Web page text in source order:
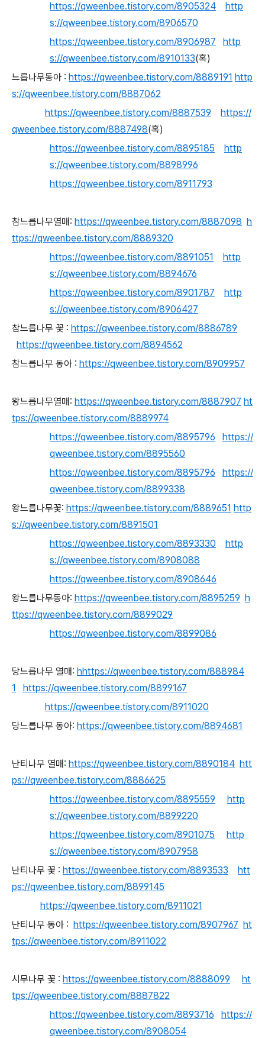
https://qweenbee.tistory.com/8905324
http
s://qweenbee.tistory.com/8906570
https://qweenbee.tistory.com/8906987
http
s://qweenbee.tistory.com/8910133(혹)
느릅나무동아 : https://qweenbee.tistory.com/8889191 http
s://qweenbee.tistory.com/8887062
https://qweenbee.tistory.com/8887539
https://
qweenbee.tistory.com/8887498(혹)
https://qweenbee.tistory.com/8895185
http
s://qweenbee.tistory.com/8898996
https://qweenbee.tistory.com/8911793
참느릅나무열매: https://qweenbee.tistory.com/8887098 h
ttps://qweenbee.tistory.com/8889320
https://qweenbee.tistory.com/8891051
http
s://qweenbee.tistory.com/8894676
https://qweenbee.tistory.com/8901787
http
s://qweenbee.tistory.com/8906427
참느릅나무 꽃 : https://qweenbee.tistory.com/8886789
https://qweenbee.tistory.com/8894562
참느릅나무 동아 : https://qweenbee.tistory.com/8909957
왕느릅나무열매: https://qweenbee.tistory.com/8887907 ht
tps://qweenbee.tistory.com/8889974
https://qweenbee.tistory.com/8895796
https://
qweenbee.tistory.com/8895560
https://qweenbee.tistory.com/8895796
https://
qweenbee.tistory.com/8899338
왕느릅나무꽃: https://qweenbee.tistory.com/8889651 http
s://qweenbee.tistory.com/8891501
https://qweenbee.tistory.com/8893330
http
s://qweenbee.tistory.com/8908088
https://qweenbee.tistory.com/8908646
왕느릅나무동아: https://qweenbee.tistory.com/8895259 h
ttps://qweenbee.tistory.com/8899029
https://qweenbee.tistory.com/8899086
당느릅나무 열매: hhttps://qweenbee.tistory.com/888984
1
https://qweenbee.tistory.com/8899167
https://qweenbee.tistory.com/8911020
당느릅나무 동아: https://qweenbee.tistory.com/8894681
난티나무 열매: https://qweenbee.tistory.com/8890184 htt
ps://qweenbee.tistory.com/8886625
https://qweenbee.tistory.com/8895559
http
s://qweenbee.tistory.com/8899220
https://qweenbee.tistory.com/8901075
http
s://qweenbee.tistory.com/8907958
난티나무 꽃 : https://qweenbee.tistory.com/8893533
htt
ps://qweenbee.tistory.com/8899145
https://qweenbee.tistory.com/8911021
난티나무 동아 : https://qweenbee.tistory.com/8907967 ht
tps://qweenbee.tistory.com/8911022
시무나무 꽃 : https://qweenbee.tistory.com/8888099
ht
tps://qweenbee.tistory.com/8887822
https://qweenbee.tistory.com/8893716
https://
qweenbee.tistory.com/8908054